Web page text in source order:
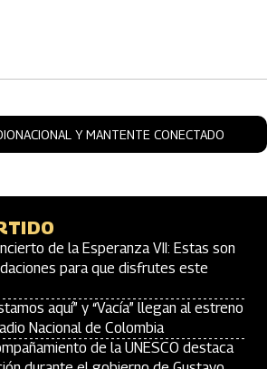
Y MANTENTE CONECTADO
de la Esperanza VII: Estas son
para que disfrutes este
aquí” y “Vacía” llegan al estreno
Nacional de Colombia
de la UNESCO destaca